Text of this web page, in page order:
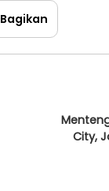
Bagikan
City,